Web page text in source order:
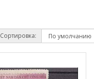
Сортировка: